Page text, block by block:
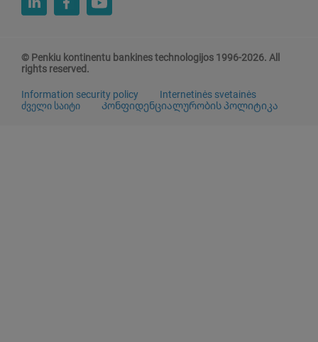
© Penkiu kontinentu bankines technologijos 1996-2026. All
rights reserved.
Information security policy
Internetinės svetainės
ძველი საიტი
Კონფიდენციალურობის პოლიტიკა